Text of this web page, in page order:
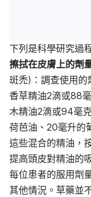
下列是科學研究過
擦拭在皮膚上的劑
斑禿)：調查使用的
香草精油2滴或88
木精油2滴或94毫
荷芭油 、 20毫升的
這些混合的精油，
提高頭皮對精油的
每位患者的服用劑
其他情況。草藥並